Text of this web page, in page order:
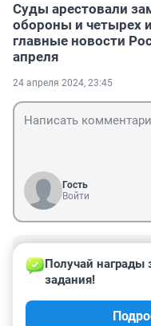
Суды арестовали
обороны и четырех
главные новости
апреля
24 апреля 2024, 23:45
Гость
Войти
25 апреля 2024, 13:17
Репресии как в
опустились на самое
Получай награды
задания!